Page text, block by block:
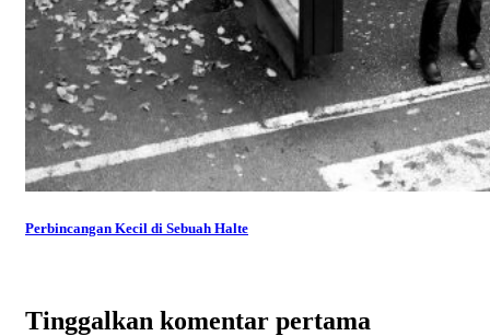
Perbincangan Kecil di Sebuah Halte
Tinggalkan komentar pertama